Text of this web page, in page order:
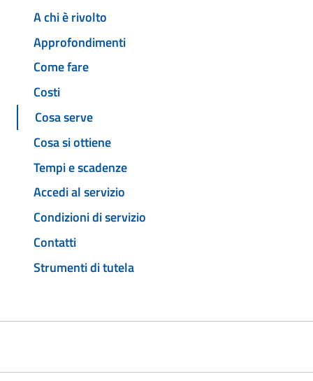
A chi è rivolto
Approfondimenti
Come fare
Costi
Cosa serve
Cosa si ottiene
Tempi e scadenze
Accedi al servizio
Condizioni di servizio
Contatti
Strumenti di tutela